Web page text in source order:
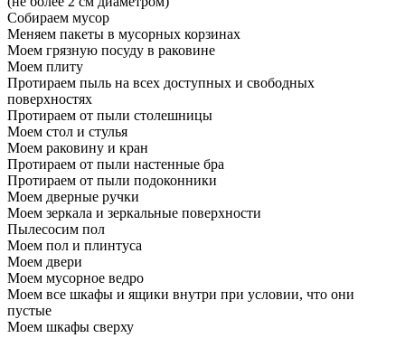
Собираем мусор
Меняем пакеты в мусорных корзинах
Моем грязную посуду в раковине
Моем плиту
Протираем пыль на всех доступных и свободных
поверхностях
Протираем от пыли столешницы
Моем стол и стулья
Моем раковину и кран
Протираем от пыли настенные бра
Протираем от пыли подоконники
Моем дверные ручки
Моем зеркала и зеркальные поверхности
Пылесосим пол
Моем пол и плинтуса
Моем двери
Моем мусорное ведро
Моем все шкафы и ящики внутри при условии, что они
пустые
Моем шкафы сверху